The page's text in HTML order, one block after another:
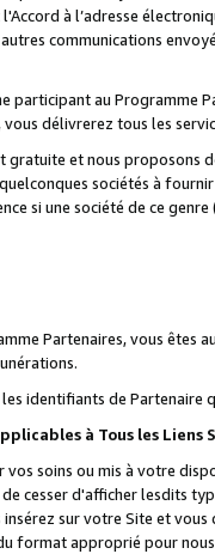
à l’adresse
communications
participant au
délivrerez tous les
gratuite et nous proposons
sociétés à
si une société de ce
Partenaires, vous êtes
identifiants de Partenaire
à Tous les Liens
vos soins ou mis à votre
cesser d'afficher lesdits
sur votre Site et
format approprié pour